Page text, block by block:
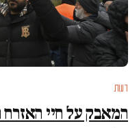
דעות
המאבק על חיי